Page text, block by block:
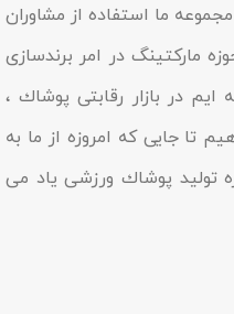
ما استفاده از مشاوران
مارکتینگ در امر برندسازى
در بازار رقابتى پوشاك ،
تا جایى که امروزه از ما به
تولید پوشاك ورزشی یاد مى